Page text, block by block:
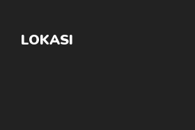
LOKASI